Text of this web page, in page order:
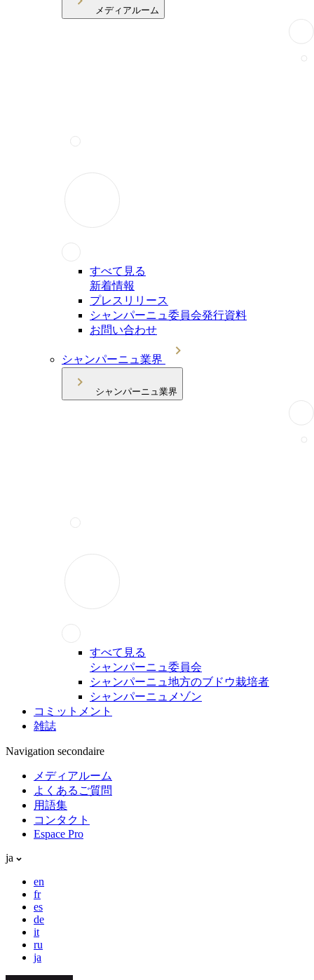
メディアルーム
すべて見る
新着情報
プレスリリース
シャンパーニュ委員会発行資料
お問い合わせ
シャンパーニュ業界
シャンパーニュ業界
すべて見る
シャンパーニュ委員会
シャンパーニュ地方のブドウ栽培者
シャンパーニュメゾン
コミットメント
雑誌
Navigation secondaire
メディアルーム
よくあるご質問
用語集
コンタクト
Espace Pro
ja
en
fr
es
de
it
ru
ja